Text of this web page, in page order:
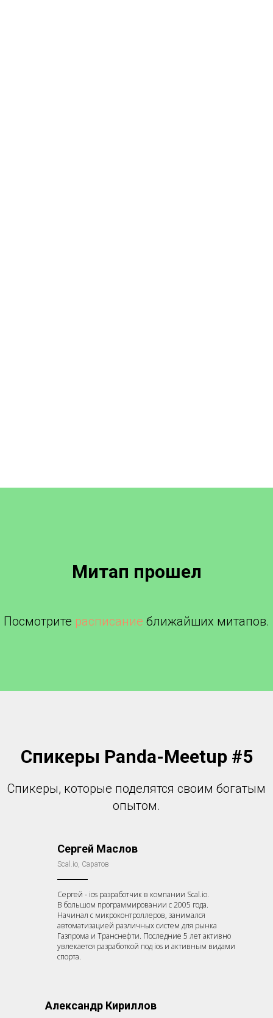
Митап прошел
Посмотрите расписание ближайших митапов.
Спикеры Panda-Meetup #5
Спикеры, которые поделятся своим богатым
опытом.
Сергей Маслов
Scal.io, Саратов
Сергей - ios разработчик в компании Scal.io.
В большом программировании с 2005 года.
Начинал с микроконтроллеров, занимался
автоматизацией различных систем для рынка
Газпрома и Транснефти. Последние 5 лет активно
увлекается разработкой под ios и активным видами
спорта.
Александр Кириллов